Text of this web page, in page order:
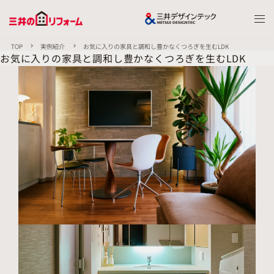
TOP 実例紹介 お気に入りの家具と調和し豊かなくつろぎを生むLDK
お気に入りの家具と調和し豊かなくつろぎを生むLDK